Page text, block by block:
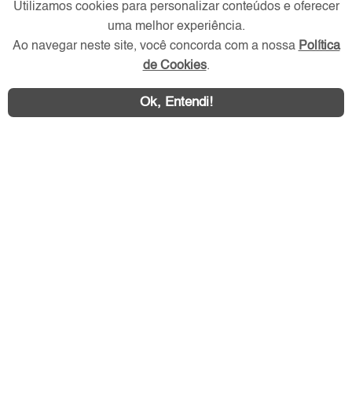
Redes Sociais
Utilizamos cookies para personalizar conteúdos e oferecer
uma melhor experiência.
Ao navegar neste site, você concorda com a nossa Política
de Cookies.
Ok, Entendi!